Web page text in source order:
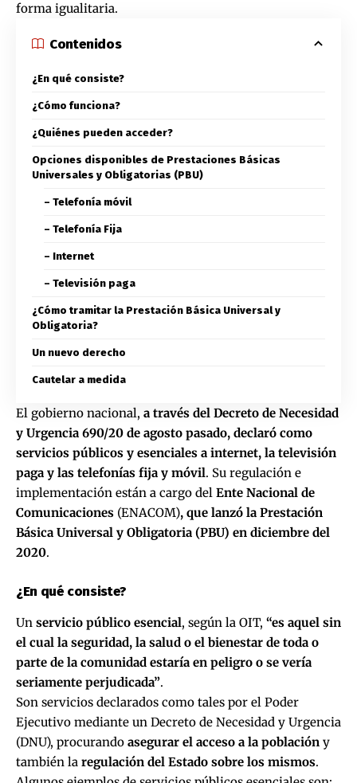
forma igualitaria.
Contenidos
¿En qué consiste?
¿Cómo funciona?
¿Quiénes pueden acceder?
Opciones disponibles de Prestaciones Básicas
Universales y Obligatorias (PBU)
– Telefonía móvil
– Telefonía Fija
– Internet
– Televisión paga
¿Cómo tramitar la Prestación Básica Universal y
Obligatoria?
Un nuevo derecho
Cautelar a medida
El gobierno nacional, a través del Decreto de Necesidad
y Urgencia 690/20 de agosto pasado, declaró como
servicios públicos y esenciales a internet, la televisión
paga y las telefonías fija y móvil. Su regulación e
implementación están a cargo del Ente Nacional de
Comunicaciones (ENACOM), que lanzó la Prestación
Básica Universal y Obligatoria (PBU) en diciembre del
2020.
¿En qué consiste?
Un servicio público esencial, según la OIT, “es aquel sin
el cual la seguridad, la salud o el bienestar de toda o
parte de la comunidad estaría en peligro o se vería
seriamente perjudicada”.
Son servicios declarados como tales por el Poder
Ejecutivo mediante un Decreto de Necesidad y Urgencia
(DNU), procurando asegurar el acceso a la población y
también la regulación del Estado sobre los mismos.